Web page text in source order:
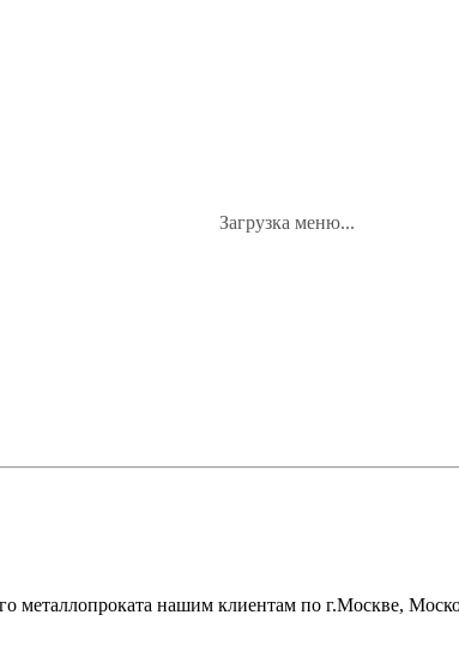
Загрузка меню...
металлопроката нашим клиентам по г.Москве,